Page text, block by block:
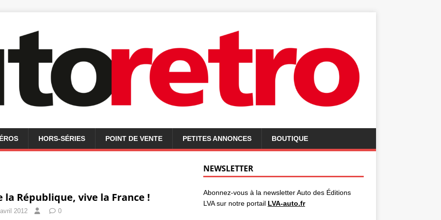
HORS-SÉRIES POINT DE VENTE PETITES ANNONCES BOUTIQUE
la République, vive la France !
2012 0
NEWSLETTER
Abonnez-vous à la newsletter Auto des Éditions
LVA sur notre portail LVA-auto.fr